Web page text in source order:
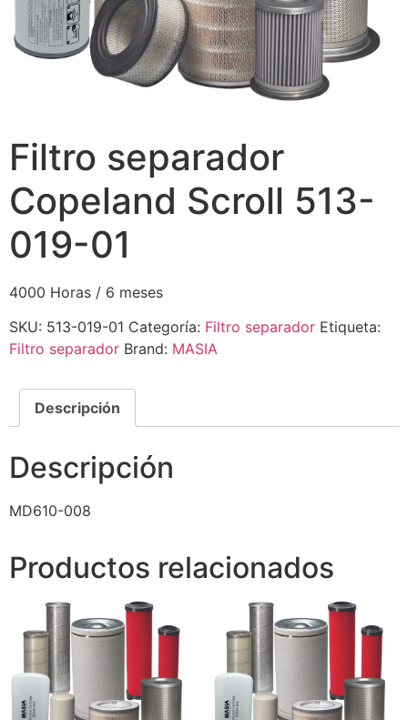
Filtro separador
Copeland Scroll 513-
019-01
4000 Horas / 6 meses
SKU: 513-019-01 Categoría: Filtro separador Etiqueta:
Filtro separador Brand: MASIA
Descripción
Descripción
MD610-008
Productos relacionados